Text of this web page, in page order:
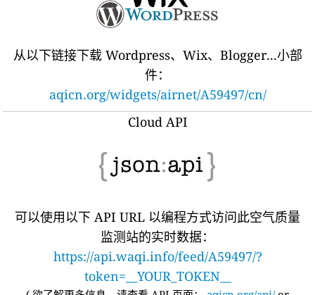
从以下链接下载 Wordpress、Wix、Blogger...小部
件：
aqicn.org/widgets/airnet/A59497/cn/
Cloud API
可以使用以下 API URL 以编程方式访问此空气质量
监测站的实时数据：
https://api.waqi.info/feed/A59497/?
token=__YOUR_TOKEN__